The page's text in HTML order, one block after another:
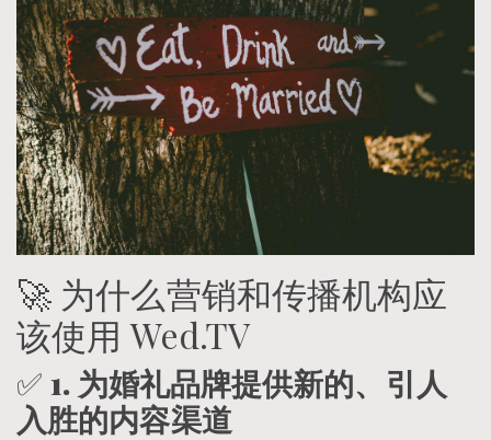
🚀 为什么营销和传播机构应
该使用 Wed.TV
✅1. 为婚礼品牌提供新的、引人
入胜的内容渠道